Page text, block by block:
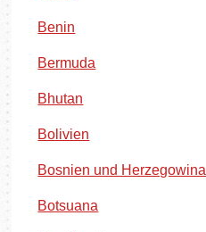
Benin
Bermuda
Bhutan
Bolivien
Bosnien und Herzegowina
Botsuana